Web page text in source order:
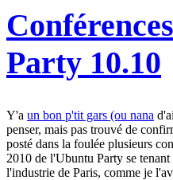
Party 10.10
Y'a un bon p'tit gars (ou nana
penser, mais pas trouvé de
posté dans la foulée plusieurs
2010 de l'Ubuntu Party se tenant
l'industrie de Paris, comme je